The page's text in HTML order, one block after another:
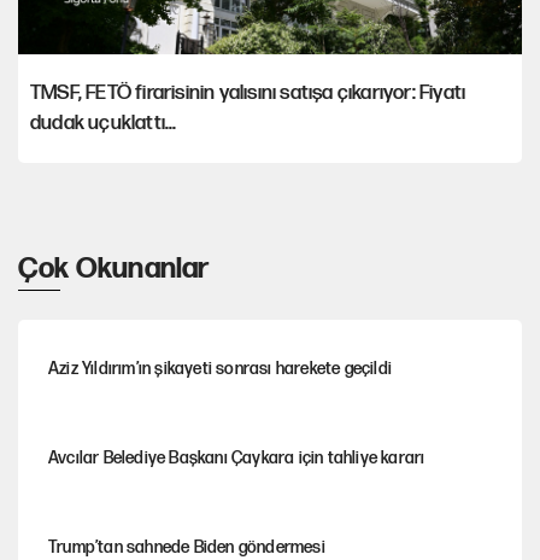
TMSF, FETÖ firarisinin yalısını satışa çıkarıyor: Fiyatı
dudak uçuklattı...
Çok Okunanlar
Aziz Yıldırım’ın şikayeti sonrası harekete geçildi
Avcılar Belediye Başkanı Çaykara için tahliye kararı
Trump’tan sahnede Biden göndermesi